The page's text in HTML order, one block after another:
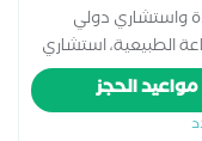
واستشاري دولي
الطبيعية، استشاري
والطفوله جامعة
الإسكندرية بكالوريوس طب وجراحه جامعة الاسكندرية Harvard
مواعيد الحجز